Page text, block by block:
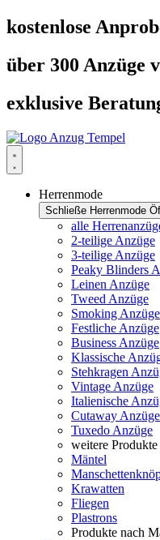
Zum
Inhalt
kostenlose
über 300 Anzüge
exklusive
Herrenmode
Schließe Herrenmode
alle
2-teilige Anzüge
3-teilige Anzüge
Peaky Blinders
Leinen Anzüge
Tweed Anzüge
Smoking Anzüge
Festliche Anzüge
Business Anzüge
Klassische
Stehkragen
Vintage Anzüge
Italienische
Cutaway Anzüge
Tuxedo Anzüge
weitere Produkte
Mäntel
Krawatten
Fliegen
Plastrons
Produkte nach